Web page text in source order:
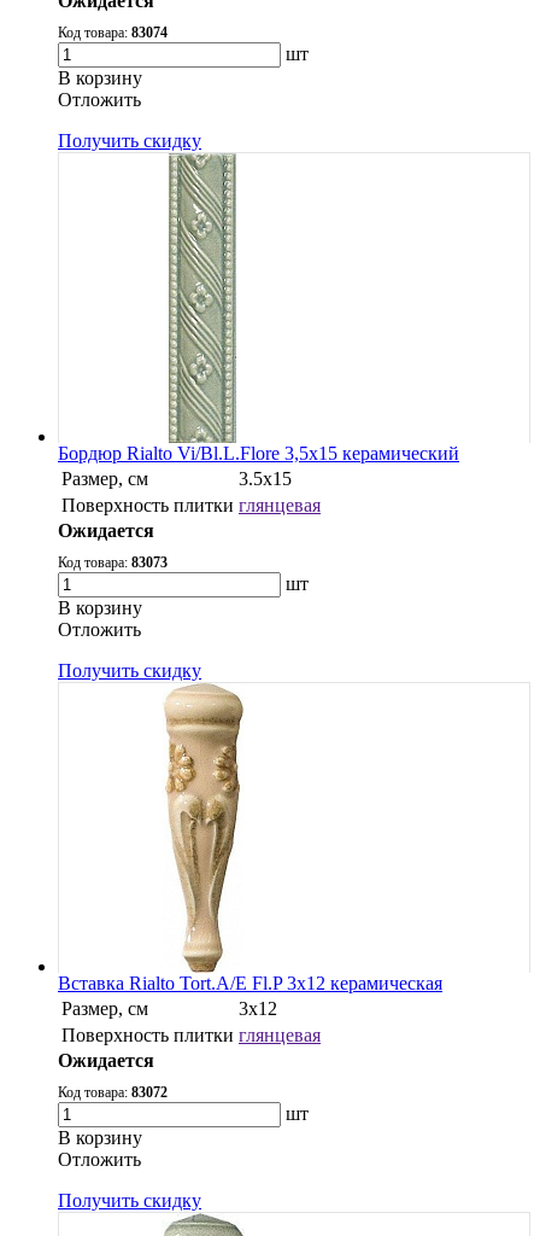
Код товара: 83074
шт
В корзину
Oтложить
Получить скидку
Бордюр Rialto Vi/Bl.L.Flore 3,5x15 керамический
Размер, см
3.5x15
Поверхность плитки глянцевая
Ожидается
Код товара: 83073
шт
В корзину
Oтложить
Получить скидку
Вставка Rialto Tort.A/E Fl.P 3x12 керамическая
Размер, см
3x12
Поверхность плитки глянцевая
Ожидается
Код товара: 83072
шт
В корзину
Oтложить
Получить скидку